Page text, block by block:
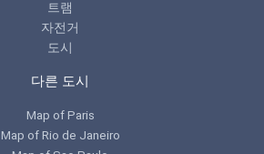
트램
자전거
도시
다른 도시
Map of Paris
Map of Rio de Janeiro